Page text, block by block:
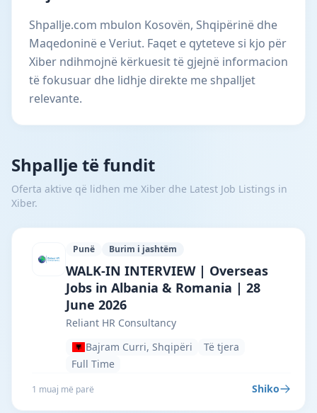
Shpallje.com mbulon Kosovën, Shqipërinë dhe
Maqedoninë e Veriut. Faqet e qyteteve si kjo për
Xiber ndihmojnë kërkuesit të gjejnë informacion
të fokusuar dhe lidhje direkte me shpalljet
relevante.
Shpallje të fundit
Oferta aktive që lidhen me Xiber dhe Latest Job Listings in
Xiber.
Punë Burim i jashtëm
Reliant HR Consultancy · Bajram Curri
WALK-IN INTERVIEW | Overseas
Jobs in Albania & Romania | 28
June 2026
Reliant HR Consultancy
Bajram Curri, Shqipëri
Të tjera
Full Time
1 muaj më parë Shiko